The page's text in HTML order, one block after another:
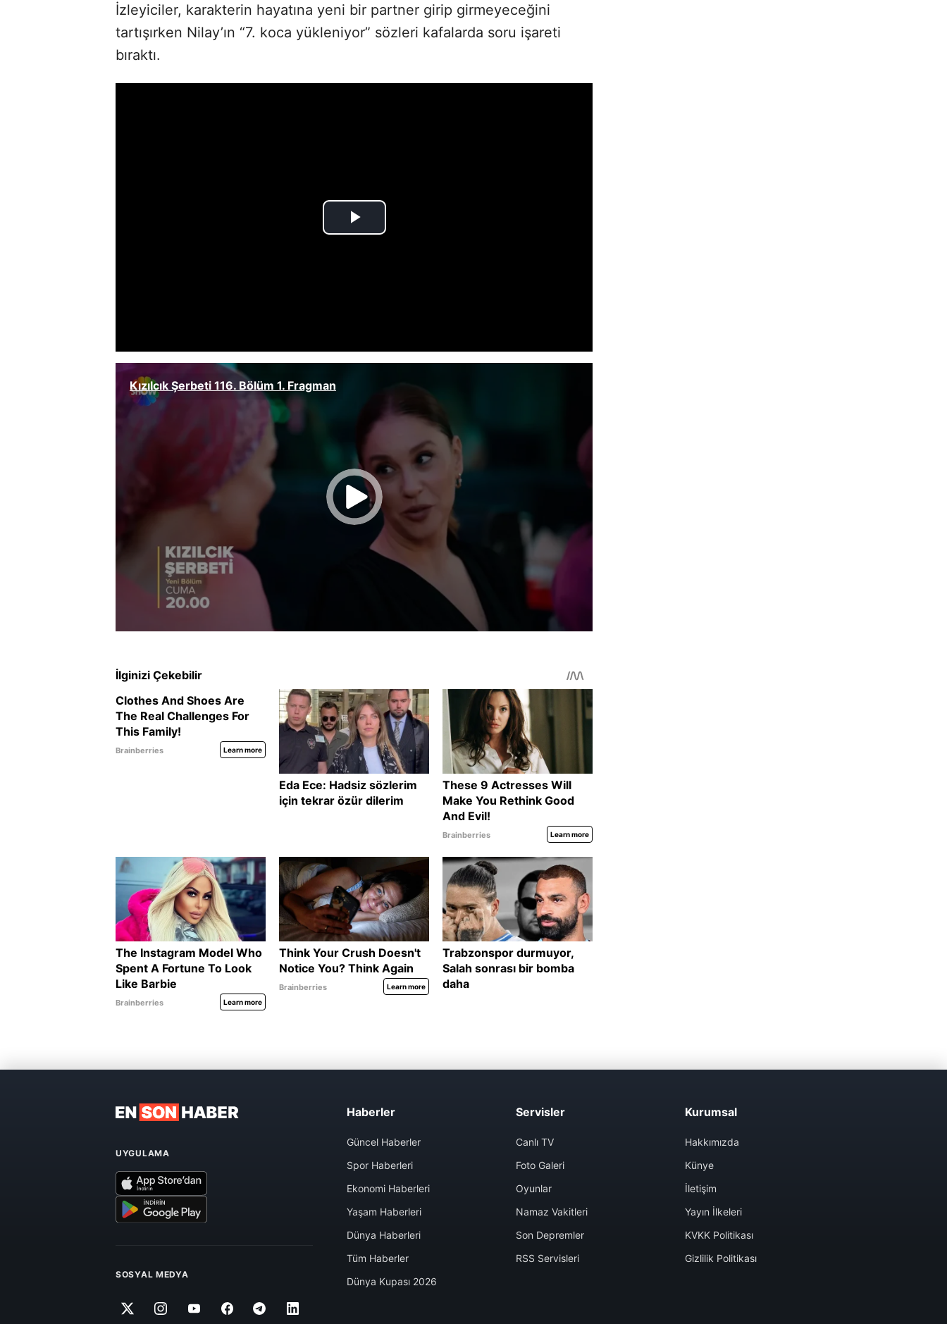
İzleyiciler, karakterin hayatına yeni bir partner girip girmeyeceğini
tartışırken Nilay’ın “7. koca yükleniyor” sözleri kafalarda soru işareti
bıraktı.
UYGULAMA
SOSYAL MEDYA
Haberler
Güncel Haberler
Spor Haberleri
Ekonomi Haberleri
Yaşam Haberleri
Dünya Haberleri
Tüm Haberler
Dünya Kupası 2026
Servisler
Canlı TV
Foto Galeri
Oyunlar
Namaz Vakitleri
Son Depremler
RSS Servisleri
Kurumsal
Hakkımızda
Künye
İletişim
Yayın İlkeleri
KVKK Politikası
Gizlilik Politikası